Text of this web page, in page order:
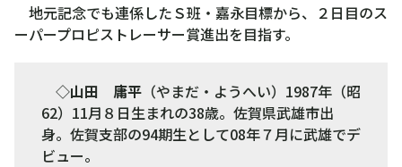
地元記念でも連係したＳ班・嘉永目標から、２日目のス
ーパープロピストレーサー賞進出を目指す。
◇山田 庸平 （やまだ・ようへい）1987年（昭
62）11月８日生まれの38歳。佐賀県武雄市出
身。佐賀支部の94期生として08年７月に武雄でデ
ビュー。